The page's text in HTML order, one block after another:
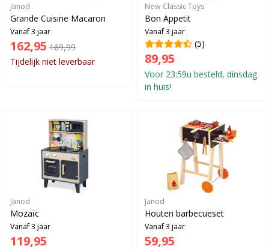
Janod
Grande Cuisine Macaron
Vanaf 3 jaar
162,95 169,99
Tijdelijk niet leverbaar
New Classic Toys
Bon Appetit
Vanaf 3 jaar
(5)
89,95
Voor 23:59u besteld, dinsdag
in huis!
Janod
Mozaïc
Vanaf 3 jaar
119,95
Janod
Houten barbecueset
Vanaf 3 jaar
59,95